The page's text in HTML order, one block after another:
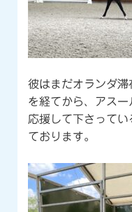
彼はまだオランダ
を経てから、アスー
応援して下さって
ております。